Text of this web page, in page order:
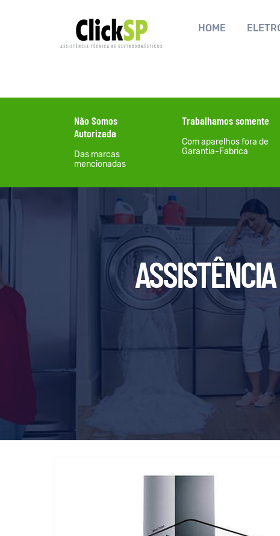
HOME
Não Somos
Autorizada
Das marcas
mencionadas
Trabalhamos somente
Com aparelhos fora de
Garantia-Fabrica